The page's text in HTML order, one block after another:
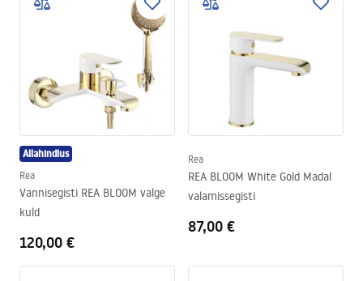
Allahindlus
Rea
Vannisegisti REA BLOOM valge
kuld
120,00 €
Rea
REA BLOOM White Gold Madal
valamissegisti
87,00 €